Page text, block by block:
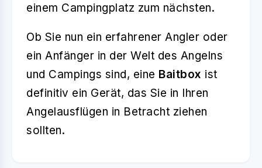
einem Campingplatz zum nächsten.
Ob Sie nun ein erfahrener Angler oder
ein Anfänger in der Welt des Angelns
und Campings sind, eine Baitbox ist
definitiv ein Gerät, das Sie in Ihren
Angelausflügen in Betracht ziehen
sollten.